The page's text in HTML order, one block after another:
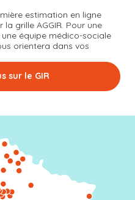
estimation en ligne
grille AGGIR. Pour une
équipe médico-sociale
orientera dans vos
sur le GIR